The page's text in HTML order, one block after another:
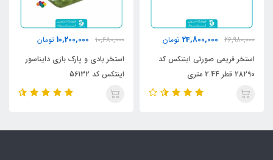
26,980,000
24,800,000 تومان
استخر فریمی صورتی اینتکس کد
28290 قطر 2.44 متری
10,680,000
10,200,000 تومان
استخر بادی و پارک بازی دایناسور
اینتکس کد 56132